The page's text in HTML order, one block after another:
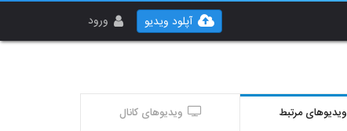
ورود آپلود ویدیو
ویدیوهای مرتبط ویدیوهای کانال